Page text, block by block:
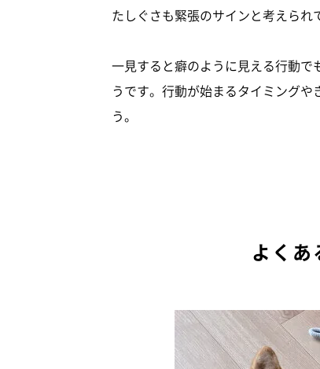
たしぐさも緊張のサインと考えられ
一見すると癖のように見える行動
うです。行動が始まるタイミング
う。
よく